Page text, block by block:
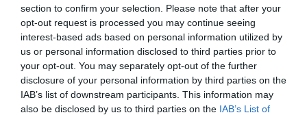
section to confirm your selection. Please note that after your
opt-out request is processed you may continue seeing
interest-based ads based on personal information utilized by
us or personal information disclosed to third parties prior to
your opt-out. You may separately opt-out of the further
disclosure of your personal information by third parties on the
IAB’s list of downstream participants. This information may
also be disclosed by us to third parties on the IAB’s List of